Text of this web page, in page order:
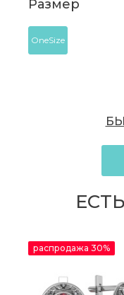
Размер
OneSize
распродажа 30%